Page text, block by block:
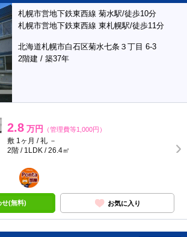
札幌市営地下鉄東西線 菊水駅/徒歩10分
札幌市営地下鉄東西線 東札幌駅/徒歩11分
北海道札幌市白石区菊水七条３丁目 6-3
2階建 / 築37年
2.8 万円 （管理費等1,000円）
敷 1ヶ月 / 礼 －
2階 / 1LDK / 26.4㎡
ポンタ
部屋
せ(無料) お気に入り